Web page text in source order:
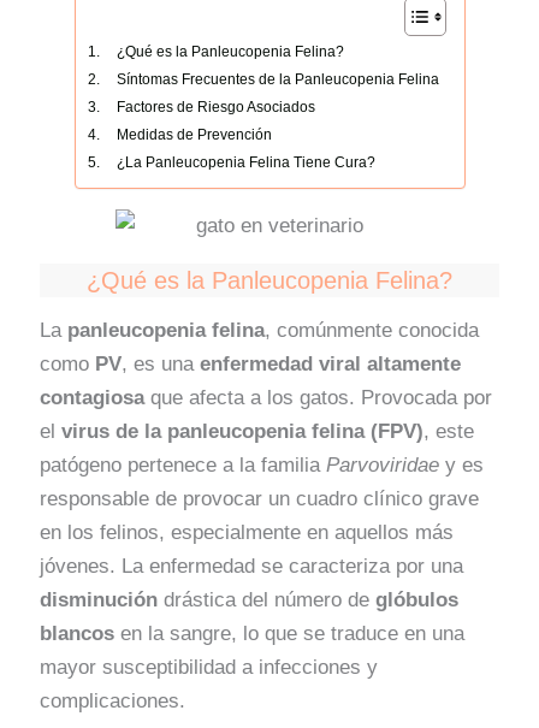
¿Qué es la Panleucopenia Felina?
Síntomas Frecuentes de la Panleucopenia Felina
Factores de Riesgo Asociados
Medidas de Prevención
¿La Panleucopenia Felina Tiene Cura?
¿Qué es la Panleucopenia Felina?
La panleucopenia felina, comúnmente conocida
como PV, es unaenfermedad viral altamente
contagiosaque afecta a los gatos. Provocada por
elvirus de la panleucopenia felina (FPV), este
patógeno pertenece a la familiaParvoviridaey es
responsable de provocar un cuadro clínico grave
en los felinos, especialmente en aquellos más
jóvenes. La enfermedad se caracteriza por una
disminución drástica del número deglóbulos
blancos en la sangre, lo que se traduce en una
mayor susceptibilidad a infecciones y
complicaciones.